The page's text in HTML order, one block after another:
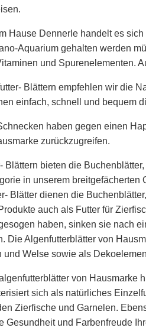
Hause Dennerle handelt es
Aquarium gehalten werden
und Spurenelementen.
Blättern empfehlen wir die
einfach, schnell und bequem
haben gegen einen
zurückzugreifen.
Blättern bieten die
in unserem
Blätter dienen die
auch als Futter für
haben, sinken sie nach
Die Algenfutterblätter von
Welse sowie als
von
sich als natürliches
Zierfische und Garnelen.
Gesundheit und Farbenfreude